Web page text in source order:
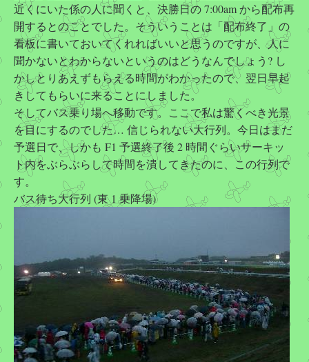
近くにいた係の人に聞くと、決勝日の 7:00am から配布再
開するとのことでした。そういうことは「配布終了」の
看板に書いておいてくれればいいと思うのですが、人に
聞かないとわからないというのはどうなんでしょう? し
かしとりあえずもらえる時間がわかったので、翌日早起
きしてもらいに来ることにしました。
そしてバス乗り場へ移動です。ここで私は驚くべき光景
を目にするのでした… 信じられない大行列。今日はまだ
予選日で、しかも F1 予選終了後 2 時間ぐらいサーキッ
ト内をぶらぶらして時間を潰してきたのに、この行列で
す。
バス待ち大行列 (東 1 乗降場)